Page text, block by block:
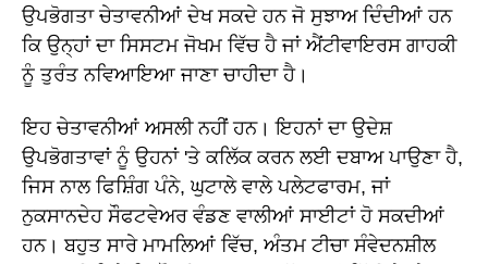
ਉਪਭੋਗਤਾ ਚੇਤਾਵਨੀਆਂ ਦੇਖ ਸਕਦੇ ਹਨ ਜੋ ਸੁਝਾਅ ਦਿੰਦੀਆਂ ਹਨ
ਕਿ ਉਨ੍ਹਾਂ ਦਾ ਸਿਸਟਮ ਜੋਖਮ ਵਿੱਚ ਹੈ ਜਾਂ ਐਂਟੀਵਾਇਰਸ ਗਾਹਕੀ
ਨੂੰ ਤੁਰੰਤ ਨਵਿਆਇਆ ਜਾਣਾ ਚਾਹੀਦਾ ਹੈ।
ਇਹ ਚੇਤਾਵਨੀਆਂ ਅਸਲੀ ਨਹੀਂ ਹਨ। ਇਹਨਾਂ ਦਾ ਉਦੇਸ਼
ਉਪਭੋਗਤਾਵਾਂ ਨੂੰ ਉਹਨਾਂ 'ਤੇ ਕਲਿੱਕ ਕਰਨ ਲਈ ਦਬਾਅ ਪਾਉਣਾ ਹੈ,
ਜਿਸ ਨਾਲ ਫਿਸ਼ਿੰਗ ਪੰਨੇ, ਘੁਟਾਲੇ ਵਾਲੇ ਪਲੇਟਫਾਰਮ, ਜਾਂ
ਨੁਕਸਾਨਦੇਹ ਸੌਫਟਵੇਅਰ ਵੰਡਣ ਵਾਲੀਆਂ ਸਾਈਟਾਂ ਹੋ ਸਕਦੀਆਂ
ਹਨ। ਬਹੁਤ ਸਾਰੇ ਮਾਮਲਿਆਂ ਵਿੱਚ, ਅੰਤਮ ਟੀਚਾ ਸੰਵੇਦਨਸ਼ੀਲ